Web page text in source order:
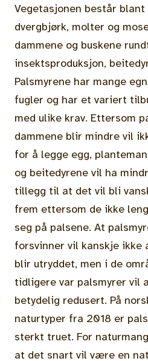
Vegetasjonen består
dvergbjørk, molter og
dammene og buskene
insektsproduksjon,
Palsmyrene har mange
fugler og har et variert
med ulike krav. Ettersom
dammene blir mindre vil
for å legge egg,
og beitedyrene vil ha
tillegg til at det vil bli
frem ettersom de ikke
seg på palsene. At
forsvinner vil kanskje
blir utryddet, men i de
tidligere var palsmyrer vil
betydelig redusert. På
naturtyper fra 2018 er
sterkt truet. For
at det snart vil være en